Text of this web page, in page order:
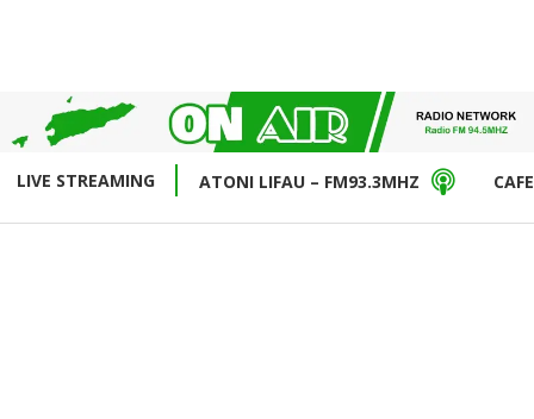
LIVE STREAMING ATONI LIFAU – FM93.3MHZ